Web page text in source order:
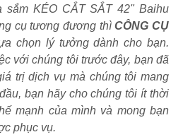
sắm KÉO CẮT SẮT 42" Baihu
cụ tương đương thìCÔNG CỤ
chọn lý tưởng dành cho bạn.
với chúng tôi trước đây, bạn đã
trị dịch vụ mà chúng tôi mang
bạn hãy cho chúng tôi ít thời
mạnh của mình và mong bạn
phục vụ.